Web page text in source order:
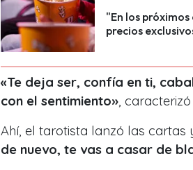
"En los
precios
«Te deja ser, confía en ti,
con el sentimiento» ,
Ahí, el tarotista lanzó las cartas
de nuevo, te vas a casar de